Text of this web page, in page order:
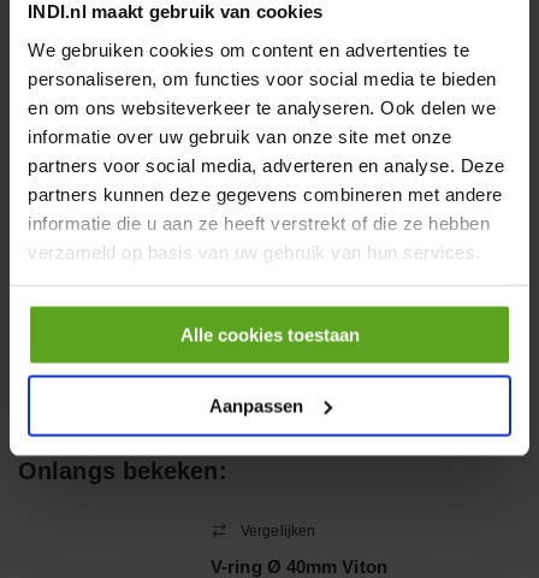
INDI.nl maakt gebruik van cookies
We gebruiken cookies om content en advertenties te
personaliseren, om functies voor social media te bieden
en om ons websiteverkeer te analyseren. Ook delen we
informatie over uw gebruik van onze site met onze
partners voor social media, adverteren en analyse. Deze
partners kunnen deze gegevens combineren met andere
informatie die u aan ze heeft verstrekt of die ze hebben
verzameld op basis van uw gebruik van hun services.
Alle cookies toestaan
Aanpassen
− +
HP 12 MOTOR B14 380VAC
0,25KW
Artikelnummer:OK9HPA1240
Merknaam:
Emmegi
− +
Onlangs bekeken:
Vergelijken
V-ring Ø 40mm Viton